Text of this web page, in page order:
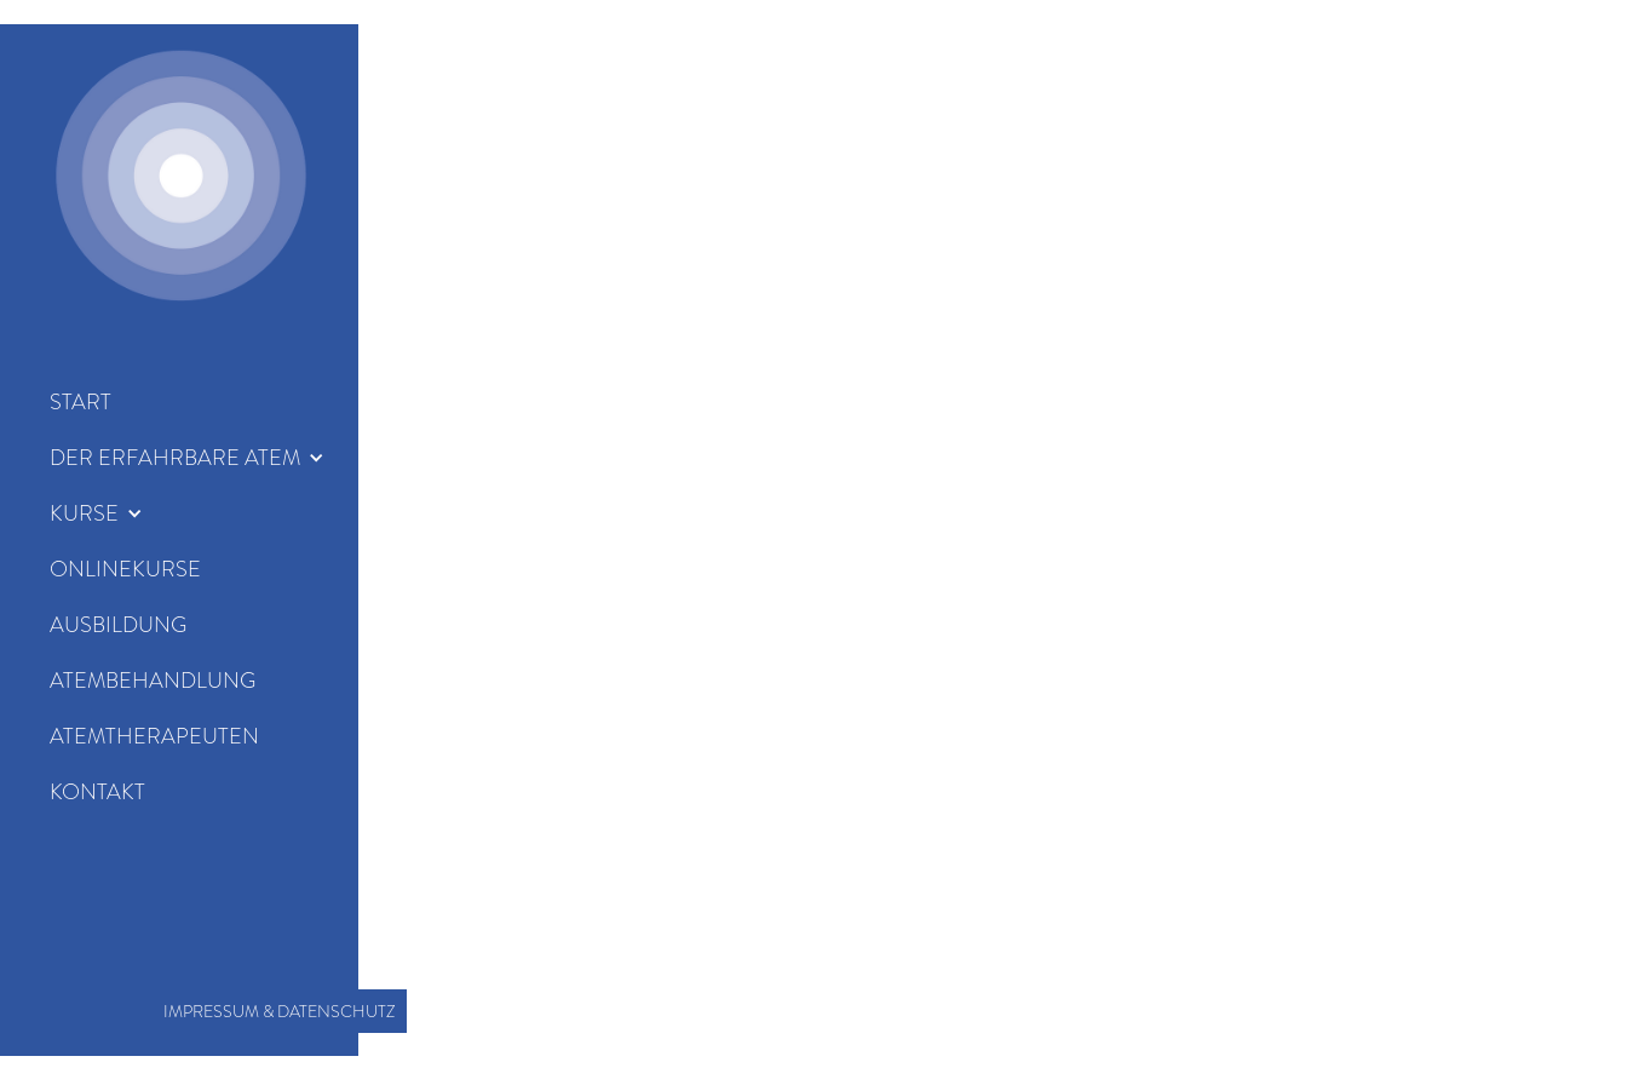
START
DER ERFAHRBARE ATEM
KURSE
ONLINEKURSE
AUSBILDUNG
ATEMBEHANDLUNG
ATEMTHERAPEUTEN
KONTAKT
IMPRESSUM & DATENSCHUTZ